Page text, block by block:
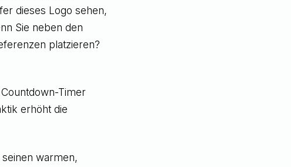
dieses Logo sehen,
Sie neben den
platzieren?
Timer
erhöht die
warmen,